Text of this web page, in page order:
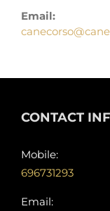
Email:
CONTACT
Mobile:
696731293
Email: